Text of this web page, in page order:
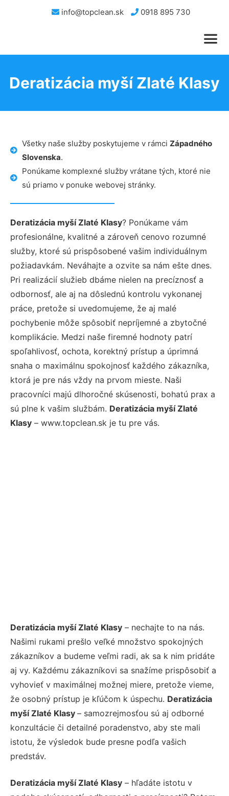
info@topclean.sk 0918 895 730
Deratizácia myší Zlaté Klasy
Všetky naše služby poskytujeme v rámci Západného
Slovenska.
Ponúkame komplexné služby vrátane tých, ktoré nie
sú priamo v ponuke webovej stránky.
Deratizácia myší Zlaté Klasy? Ponúkame vám
profesionálne, kvalitné a zároveň cenovo rozumné
služby, ktoré sú prispôsobené vašim individuálnym
požiadavkám. Neváhajte a ozvite sa nám ešte dnes.
Pri realizácií služieb dbáme nielen na precíznosť a
odbornosť, ale aj na dôslednú kontrolu vykonanej
práce, pretože si uvedomujeme, že aj malé
pochybenie môže spôsobiť nepríjemné a zbytočné
komplikácie. Medzi naše firemné hodnoty patrí
spoľahlivosť, ochota, korektný prístup a úprimná
snaha o maximálnu spokojnosť každého zákazníka,
ktorá je pre nás vždy na prvom mieste. Naši
pracovníci majú dlhoročné skúsenosti, bohatú prax a
sú plne k vašim službám. Deratizácia myší Zlaté
Klasy – www.topclean.sk je tu pre vás.
Deratizácia myší Zlaté Klasy – nechajte to na nás.
Našimi rukami prešlo veľké množstvo spokojných
zákazníkov a budeme veľmi radi, ak sa k nim pridáte
aj vy. Každému zákazníkovi sa snažíme prispôsobiť a
vyhovieť v maximálnej možnej miere, pretože vieme,
že osobný prístup je kľúčom k úspechu. Deratizácia
myší Zlaté Klasy – samozrejmosťou sú aj odborné
konzultácie či detailné poradenstvo, aby ste mali
istotu, že výsledok bude presne podľa vašich
predstáv.
Deratizácia myší Zlaté Klasy – hľadáte istotu v